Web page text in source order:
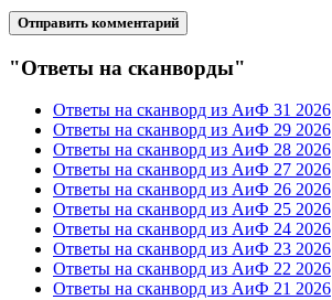
"Ответы на сканворды"
Ответы на сканворд из АиФ 31 2026
Ответы на сканворд из АиФ 29 2026
Ответы на сканворд из АиФ 28 2026
Ответы на сканворд из АиФ 27 2026
Ответы на сканворд из АиФ 26 2026
Ответы на сканворд из АиФ 25 2026
Ответы на сканворд из АиФ 24 2026
Ответы на сканворд из АиФ 23 2026
Ответы на сканворд из АиФ 22 2026
Ответы на сканворд из АиФ 21 2026